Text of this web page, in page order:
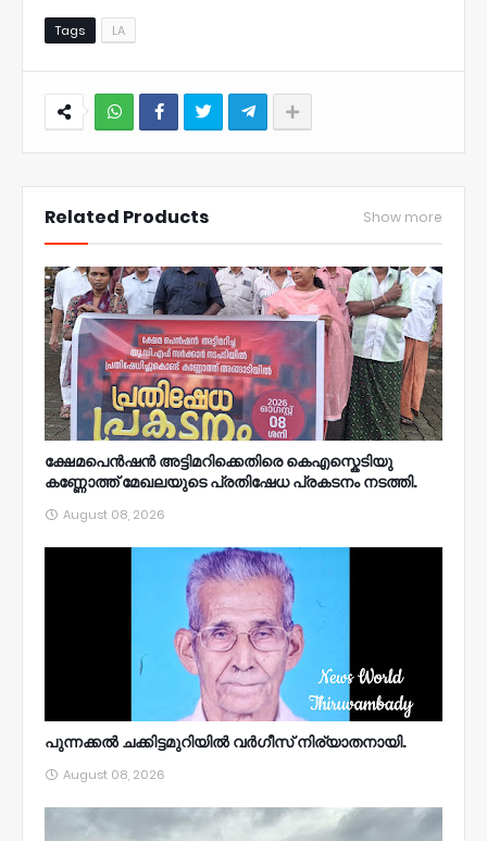
Tags LA
Related Products Show more
ക്ഷേമപെൻഷൻ അട്ടിമറിക്കെതിരെ കെഎസ്കെടിയു
കണ്ണോത്ത് മേഖലയുടെ പ്രതിഷേധ പ്രകടനം നടത്തി.
August 08, 2026
പുന്നക്കൽ ചക്കിട്ടമുറിയിൽ വർഗീസ് നിര്യാതനായി.
August 08, 2026